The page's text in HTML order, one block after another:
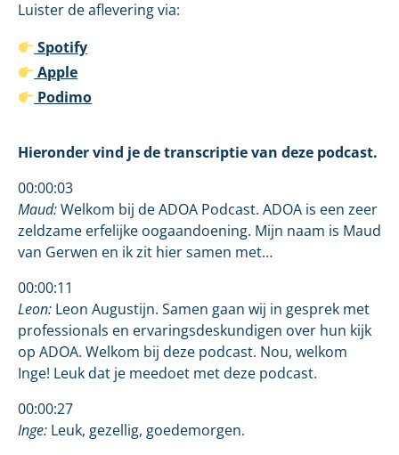
Luister de aflevering via:
Spotify
Apple
Podimo
Hieronder vind je de transcriptie van deze podcast.
00:00:03
Maud:Welkom bij de ADOA Podcast. ADOA is een zeer
zeldzame erfelijke oogaandoening. Mijn naam is Maud
van Gerwen en ik zit hier samen met…
00:00:11
Leon: Leon Augustijn. Samen gaan wij in gesprek met
professionals en ervaringsdeskundigen over hun kijk
op ADOA. Welkom bij deze podcast. Nou, welkom
Inge! Leuk dat je meedoet met deze podcast.
00:00:27
Inge: Leuk, gezellig, goedemorgen.